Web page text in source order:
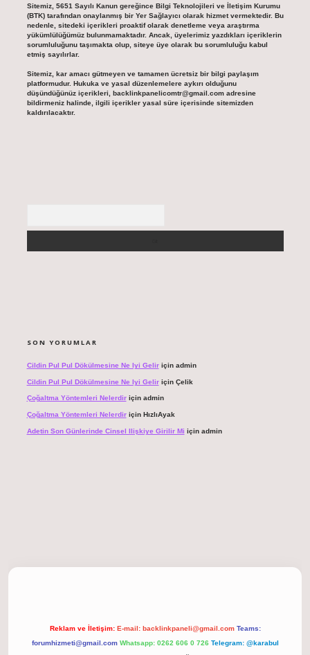
Sitemiz, 5651 Sayılı Kanun gereğince Bilgi Teknolojileri ve İletişim Kurumu
(BTK) tarafından onaylanmış bir Yer Sağlayıcı olarak hizmet vermektedir. Bu
nedenle, sitedeki içerikleri proaktif olarak denetleme veya araştırma
yükümlülüğümüz bulunmamaktadır. Ancak, üyelerimiz yazdıkları içeriklerin
sorumluluğunu taşımakta olup, siteye üye olarak bu sorumluluğu kabul
etmiş sayılırlar.
Sitemiz, kar amacı gütmeyen ve tamamen ücretsiz bir bilgi paylaşım
platformudur. Hukuka ve yasal düzenlemelere aykırı olduğunu
düşündüğünüz içerikleri, backlinkpanelicomtr@gmail.comadresine
bildirmeniz halinde, ilgili içerikler yasal süre içerisinde sitemizden
kaldırılacaktır.
SON YORUMLAR
Cildin Pul Pul Dökülmesine Ne Iyi Geliriçin admin
Cildin Pul Pul Dökülmesine Ne Iyi Geliriçin Çelik
Çoğaltma Yöntemleri Nelerdiriçin admin
Çoğaltma Yöntemleri Nelerdiriçin HızlıAyak
Adetin Son Günlerinde Cinsel Ilişkiye Girilir Mi için admin
Reklam ve İletişim: E-mail: backlinkpaneli@gmail.com Teams:
forumhizmeti@gmail.com Whatsapp: 0262 606 0 726 Telegram: @karabul